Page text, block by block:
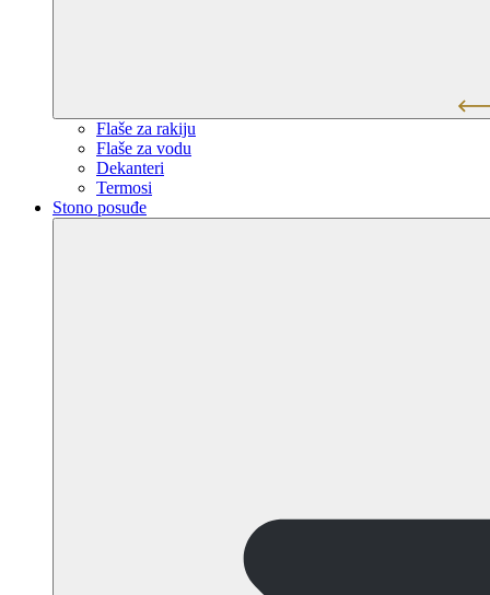
Flaše za rakiju
Flaše za vodu
Dekanteri
Termosi
Stono posuđe